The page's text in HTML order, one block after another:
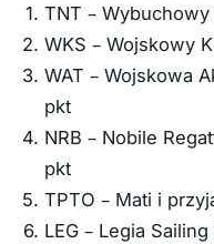
TNT –
WKS – Wojskowy
WAT – Wojskowa
pkt
NRB – Nobile
pkt
TPTO – Mati i
LEG – Legia